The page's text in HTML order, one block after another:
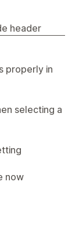
header
properly in
selecting a
now